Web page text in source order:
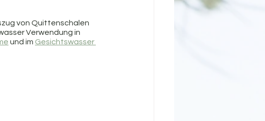
von Quittenschalen
Verwendung in
und im Gesichtswasser